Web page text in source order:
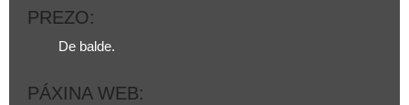
PREZO:
De balde.
PÁXINA WEB: